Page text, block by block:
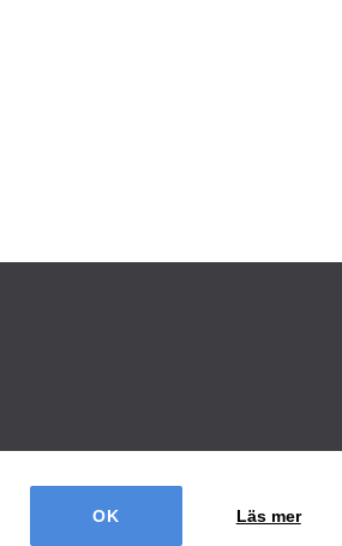
Läs mer